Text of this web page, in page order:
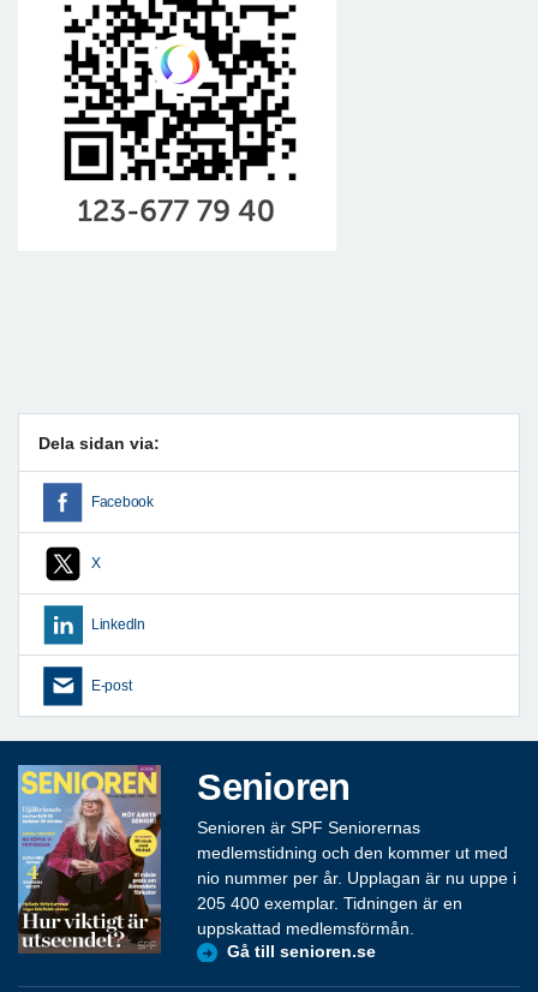
Dela sidan via:
Facebook
X
LinkedIn
E-post
Senioren
Senioren är SPF Seniorernas
medlemstidning och den kommer ut med
nio nummer per år. Upplagan är nu uppe i
205 400 exemplar. Tidningen är en
uppskattad medlemsförmån.
Gå till senioren.se